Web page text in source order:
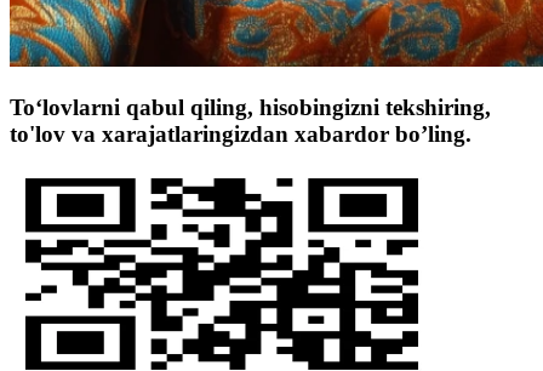
To‘lovlarni qabul qiling, hisobingizni tekshiring,
to'lov va xarajatlaringizdan xabardor bo’ling.